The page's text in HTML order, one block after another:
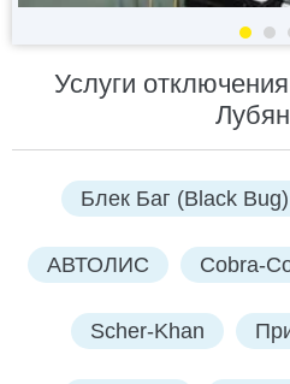
Услуги
Блек Баг (Black Bug)
АВТОЛИС Cobra-
Scher-Khan